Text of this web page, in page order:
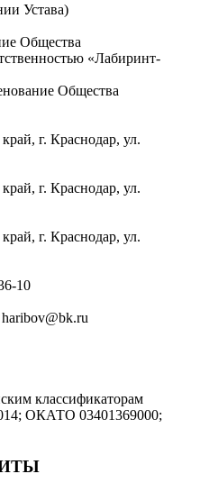
Устава)
Общества
«Лабиринт-
Общества
г. Краснодар, ул.
г. Краснодар, ул.
г. Краснодар, ул.
10
классификаторам
ОКАТО 03401369000;